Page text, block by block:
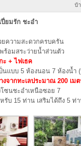
บ้
ปี่ยมรัก ชะอำ
ยความสะดวกครบครัน
ร้อมสระว่ายน้ำส่วนตัว
ะ + ไฟเธค
นแบบ 5 ห้องนอน 7 ห้องน้
จากทะเลประมาณ 200 เมต
โซนชะอำเหนือซอย 7
หรับ 15 ท่าน เสริมได้ถึง 5